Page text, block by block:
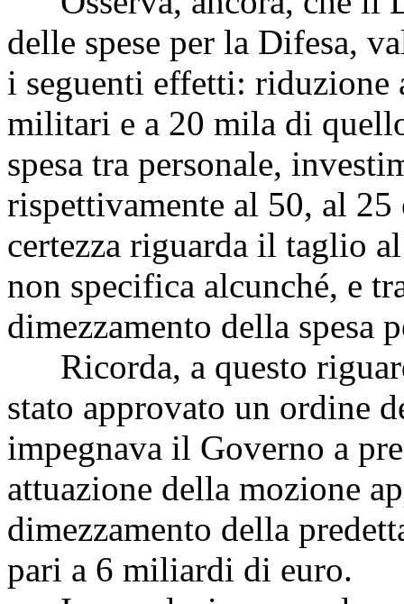
delle spese per la Difesa,
i seguenti effetti:
militari e a 20 mila di
spesa tra personale,
rispettivamente al 50, al
certezza riguarda il taglio
non specifica alcunché, e
dimezzamento della spesa
Ricorda, a questo
stato approvato un ordine
impegnava il Governo a
attuazione della mozione
dimezzamento della
pari a 6 miliardi di euro.